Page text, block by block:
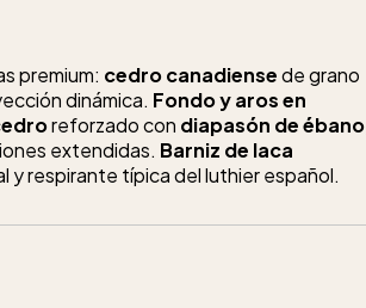
premium: cedro canadiensede grano
dinámica. Fondo y aros en
reforzado con diapasón de ébano
extendidas. Barniz de laca
y respirante típica del luthier español.